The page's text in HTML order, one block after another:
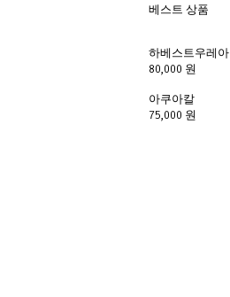
베스트 상품
하베스트우레아
80,000 원
아쿠아칼
75,000 원